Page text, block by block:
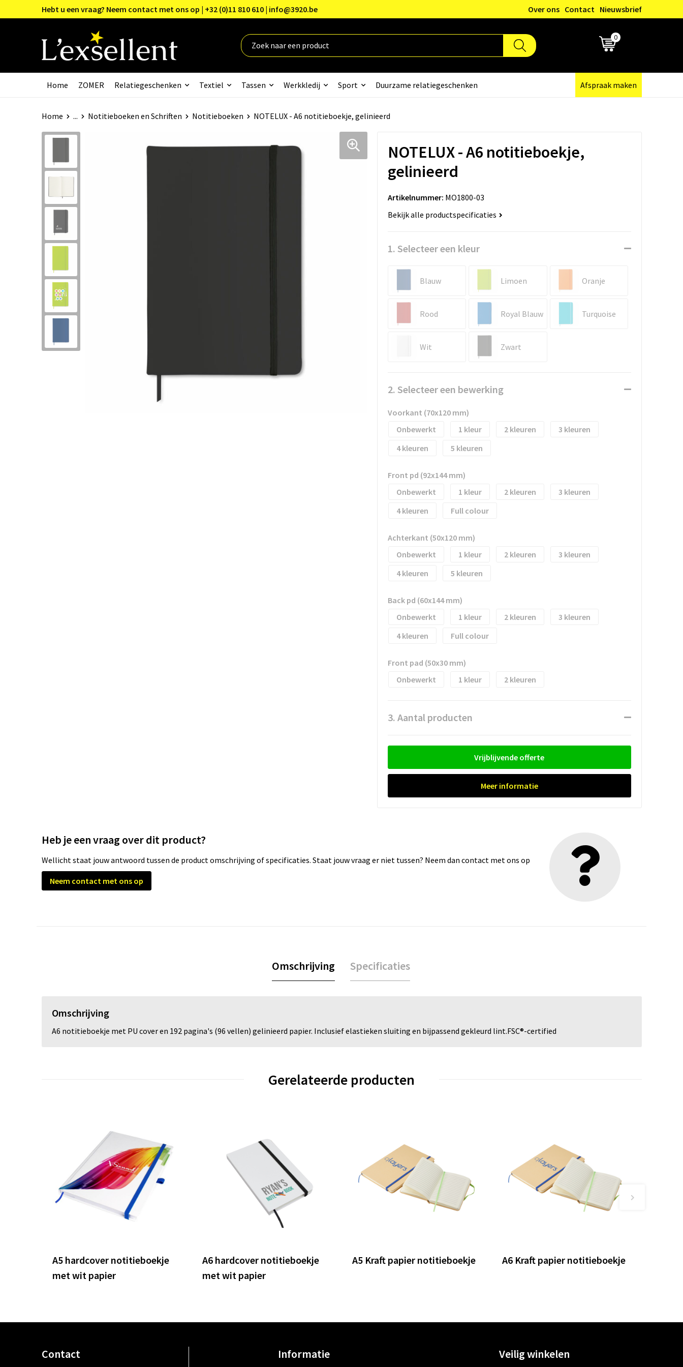
Hebt u een vraag? Neem contact met ons op | +32 (0)11 810 610 | info@3920.be Over ons Contact Nieuwsbrief
0
Home ZOMER Relatiegeschenken Textiel Tassen Werkkledij Sport Duurzame relatiegeschenken Afspraak maken
Home ... Notitieboeken en Schriften Notitieboeken NOTELUX - A6 notitieboekje, gelinieerd
NOTELUX - A6 notitieboekje,
gelinieerd
Artikelnummer: MO1800-03
Bekijk alle productspecificaties
1. Selecteer een kleur
Blauw Limoen Oranje
Rood Royal Blauw Turquoise
Wit Zwart
2. Selecteer een bewerking
Voorkant (70x120 mm)
Onbewerkt
1 2
3
4
5
Front pd (92x144 mm)
Onbewerkt
1 2
3
4
Full colour
Achterkant (50x120 mm)
Onbewerkt
1 2
3
4
5
Back pd (60x144 mm)
Onbewerkt
1 2
3
4
Full colour
Front pad (50x30 mm)
Onbewerkt
1 2
3. Aantal producten
Vrijblijvende offerte
Meer informatie
Heb je een vraag over dit product?
Wellicht staat jouw antwoord tussen de product omschrijving of specificaties. Staat jouw vraag er niet tussen? Neem dan contact met ons op
Neem contact met ons op
Omschrijving Specificaties
Omschrijving
A6 notitieboekje met PU cover en 192 pagina's (96 vellen) gelinieerd papier. Inclusief elastieken sluiting en bijpassend gekleurd lint.FSC®-certified
Gerelateerde producten
A5 hardcover notitieboekje
met wit papier
A6 hardcover notitieboekje
met wit papier
A5 Kraft papier notitieboekje A6 Kraft papier notitieboekje
Contact Informatie Veilig winkelen